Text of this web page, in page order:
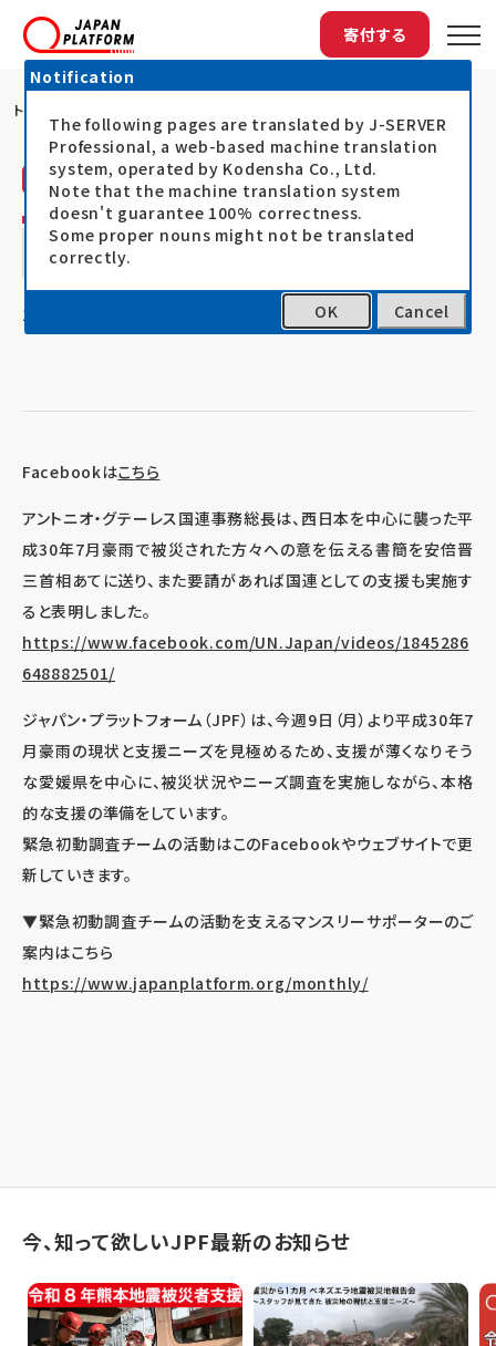
寄付する
トップ
活動レポート ジャパン・プラットフォーム（JPF）
平成30年7月豪雨 アントニオ・グテーレス
国連事務総長が弔辞と支援提供を表明
18.07.12 西日本豪雨被災者支援2018
Facebookはこちら
アントニオ・グテーレス国連事務総長は、西日本を中心に襲った平
成30年7月豪雨で被災された方々への意を伝える書簡を安倍晋
三首相あてに送り、また要請があれば国連としての支援も実施す
ると表明しました。
https://www.facebook.com/UN.Japan/videos/1845286
648882501/
ジャパン・プラットフォーム（JPF）は、今週9日（月）より平成30年7
月豪雨の現状と支援ニーズを見極めるため、支援が薄くなりそう
な愛媛県を中心に、被災状況やニーズ調査を実施しながら、本格
的な支援の準備をしています。
緊急初動調査チームの活動はこのFacebookやウェブサイトで更
新していきます。
▼緊急初動調査チームの活動を支えるマンスリーサポーターのご
案内はこちら
https://www.japanplatform.org/monthly/
今、知って欲しいJPF最新のお知らせ
Notification
The following pages are translated by J-SERVER
Professional, a web-based machine translation
system, operated by Kodensha Co., Ltd.
Note that the machine translation system
doesn't guarantee 100% correctness.
Some proper nouns might not be translated
correctly.
OK Cancel